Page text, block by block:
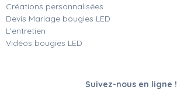
Créations personnalisées
Devis Mariage bougies LED
L'entretien
Vidéos bougies LED
Suivez-nous en ligne !